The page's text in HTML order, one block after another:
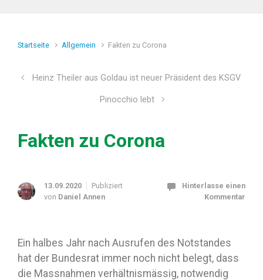
Startseite Allgemein Fakten zu Corona
Heinz Theiler aus Goldau ist neuer Präsident des KSGV
Pinocchio lebt
Fakten zu Corona
13.09.2020
Publiziert
von Daniel Annen
Hinterlasse einen
Kommentar
Ein halbes Jahr nach Ausrufen des Notstandes
hat der Bundesrat immer noch nicht belegt, dass
die Massnahmen verhältnismässig, notwendig